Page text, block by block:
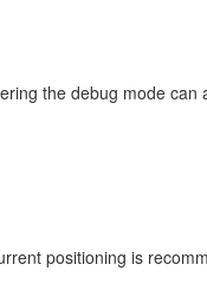
the debug mode can
positioning is